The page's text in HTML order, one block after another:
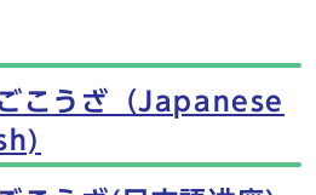
こうざ（Japanese